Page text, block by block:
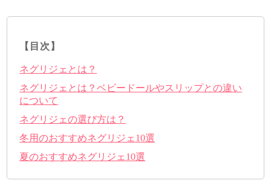
【目次】
ネグリジェとは？
ネグリジェとは？ベビードールやスリップとの違い
について
ネグリジェの選び方は？
冬用のおすすめネグリジェ10選
夏のおすすめネグリジェ10選